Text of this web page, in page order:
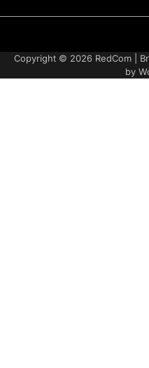
Copyright © 2026 RedCom |
by